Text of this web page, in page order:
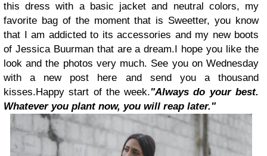
this dress with a basic jacket and neutral colors, my
favorite bag of the moment that is Sweetter, you know
that I am addicted to its accessories and my new boots
of Jessica Buurman that are a dream. I hope you like the
look and the photos very much. See you on Wednesday
with a new post here and send you a thousand
kisses. Happy start of the week."Always do your best.
Whatever you plant now, you will reap later."